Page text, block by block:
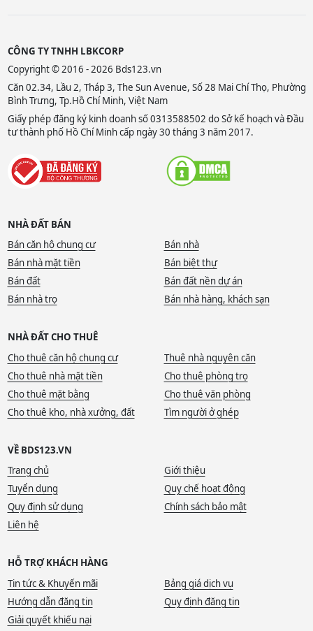
CÔNG TY TNHH LBKCORP
Copyright © 2016 - 2026 Bds123.vn
Căn 02.34, Lầu 2, Tháp 3, The Sun Avenue, Số 28 Mai Chí Thọ, Phường
Bình Trưng, Tp.Hồ Chí Minh, Việt Nam
Giấy phép đăng ký kinh doanh số 0313588502 do Sở kế hoạch và Đầu
tư thành phố Hồ Chí Minh cấp ngày 30 tháng 3 năm 2017.
NHÀ ĐẤT BÁN
Bán căn hộ chung cư
Bán nhà
Bán nhà mặt tiền
Bán biệt thự
Bán đất
Bán đất nền dự án
Bán nhà trọ
Bán nhà hàng, khách sạn
NHÀ ĐẤT CHO THUÊ
Cho thuê căn hộ chung cư
Thuê nhà nguyên căn
Cho thuê nhà mặt tiền
Cho thuê phòng trọ
Cho thuê mặt bằng
Cho thuê văn phòng
Cho thuê kho, nhà xưởng, đất
Tìm người ở ghép
VỀ BDS123.VN
Trang chủ
Giới thiệu
Tuyển dụng
Quy chế hoạt động
Quy định sử dụng
Chính sách bảo mật
Liên hệ
HỖ TRỢ KHÁCH HÀNG
Tin tức & Khuyến mãi
Bảng giá dịch vụ
Hướng dẫn đăng tin
Quy định đăng tin
Giải quyết khiếu nại